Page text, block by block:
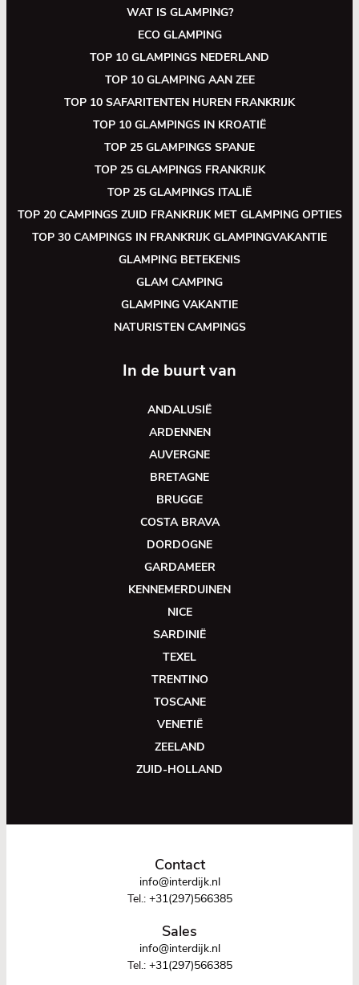
WAT IS GLAMPING?
ECO GLAMPING
TOP 10 GLAMPINGS NEDERLAND
TOP 10 GLAMPING AAN ZEE
TOP 10 SAFARITENTEN HUREN FRANKRIJK
TOP 10 GLAMPINGS IN KROATIË
TOP 25 GLAMPINGS SPANJE
TOP 25 GLAMPINGS FRANKRIJK
TOP 25 GLAMPINGS ITALIË
TOP 20 CAMPINGS ZUID FRANKRIJK MET GLAMPING OPTIES
TOP 30 CAMPINGS IN FRANKRIJK GLAMPINGVAKANTIE
GLAMPING BETEKENIS
GLAM CAMPING
GLAMPING VAKANTIE
NATURISTEN CAMPINGS
In de buurt van
ANDALUSIË
ARDENNEN
AUVERGNE
BRETAGNE
BRUGGE
COSTA BRAVA
DORDOGNE
GARDAMEER
KENNEMERDUINEN
NICE
SARDINIË
TEXEL
TRENTINO
TOSCANE
VENETIË
ZEELAND
ZUID-HOLLAND
Contact
info@interdijk.nl
Tel.: +31(297)566385
Sales
info@interdijk.nl
Tel.: +31(297)566385